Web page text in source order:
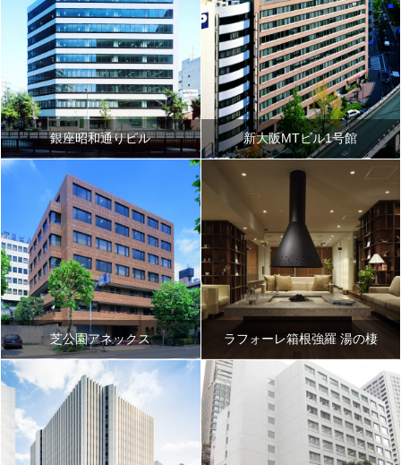
銀座昭和通りビル 新大阪MTビル1号館
芝公園アネックス ラフォーレ箱根強羅 湯の棲